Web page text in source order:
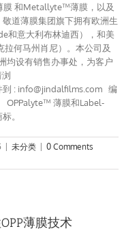
和Metallyte™薄膜，以及
道薄膜集团旗下拥有欧洲生
和意大利布林迪西），和美
拉何马州肖尼）。本公司及
均设有销售办事处，为客户
到 : info@jindalfilms.com 编
OPPalyte™ 薄膜和Label-
标。
未分类
0 Comments
薄膜技术